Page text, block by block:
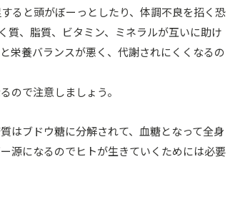
ると頭がぼーっとしたり、体調不良を招く恐
質、脂質、ビタミン、ミネラルが互いに助け
栄養バランスが悪く、代謝されにくくなるの
ので注意しましょう。
はブドウ糖に分解されて、血糖となって全身
源になるのでヒトが生きていくためには必要